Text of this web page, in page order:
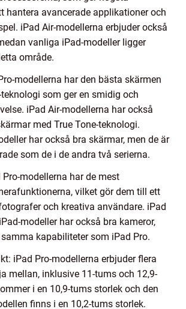
hantera avancerade applikationer och
iPad Air-modellerna erbjuder också
vanliga iPad-modeller ligger
område.
modellerna har den bästa skärmen
som ger en smidig och
iPad Air-modellerna har också
med True Tone-teknologi.
har också bra skärmar, men de är
som de i de andra två serierna.
modellerna har de mest
vilket gör dem till ett
och kreativa användare. iPad
modeller har också bra kameror,
kapabiliteter som iPad Pro.
iPad Pro-modellerna erbjuder flera
mellan, inklusive 11-tums och 12,9-
i en 10,9-tums storlek och den
finns i en 10,2-tums storlek.